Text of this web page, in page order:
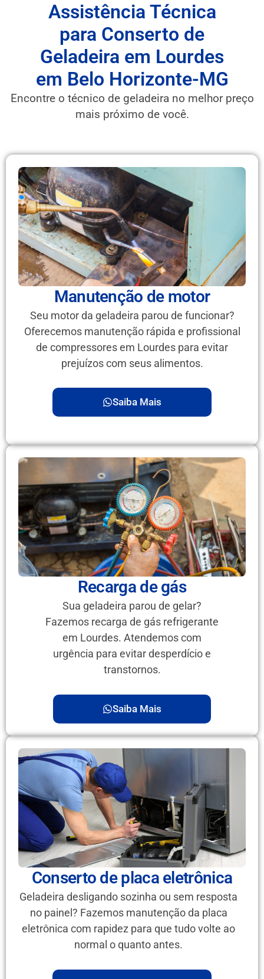
Assistência Técnica
para Conserto de
Geladeira em Lourdes
em Belo Horizonte-MG
Encontre o técnico de geladeira no melhor preço
mais próximo de você.
Manutenção de motor
Seu motor da geladeira parou de funcionar?
Oferecemos manutenção rápida e profissional
de compressores em Lourdes para evitar
prejuízos com seus alimentos.
Saiba Mais
Recarga de gás
Sua geladeira parou de gelar?
Fazemos recarga de gás refrigerante
em Lourdes. Atendemos com
urgência para evitar desperdício e
transtornos.
Saiba Mais
Conserto de placa eletrônica
Geladeira desligando sozinha ou sem resposta
no painel? Fazemos manutenção da placa
eletrônica com rapidez para que tudo volte ao
normal o quanto antes.